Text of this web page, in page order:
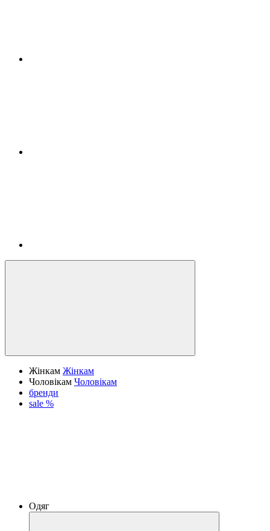
Жінкам Жінкам
Чоловікам Чоловікам
бренди
sale %
Одяг